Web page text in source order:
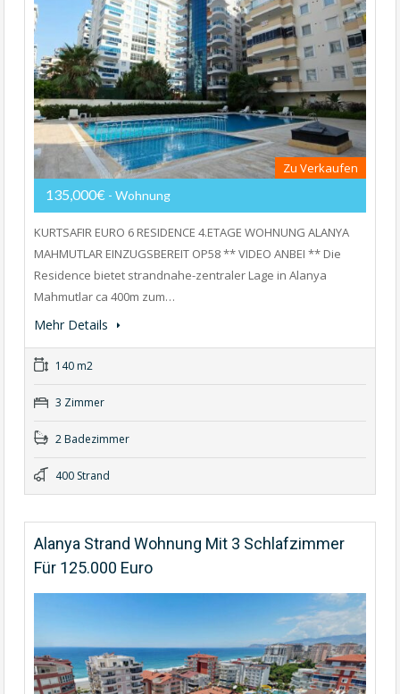
Zu Verkaufen
135,000€ - Wohnung
KURTSAFIR EURO 6 RESIDENCE 4.ETAGE WOHNUNG ALANYA
MAHMUTLAR EINZUGSBEREIT OP58 ** VIDEO ANBEI ** Die
Residence bietet strandnahe-zentraler Lage in Alanya
Mahmutlar ca 400m zum…
Mehr Details
140 m2
3 Zimmer
2 Badezimmer
400 Strand
Alanya Strand Wohnung Mit 3 Schlafzimmer
Für 125.000 Euro